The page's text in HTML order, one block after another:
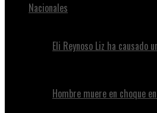
Nacionales
Eli Reynoso Liz ha causado
Hombre muere en choque